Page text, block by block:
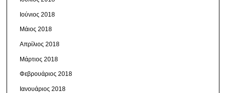
Ιούνιος 2018
Μάιος 2018
Απρίλιος 2018
Μάρτιος 2018
Φεβρουάριος 2018
Ιανουάριος 2018